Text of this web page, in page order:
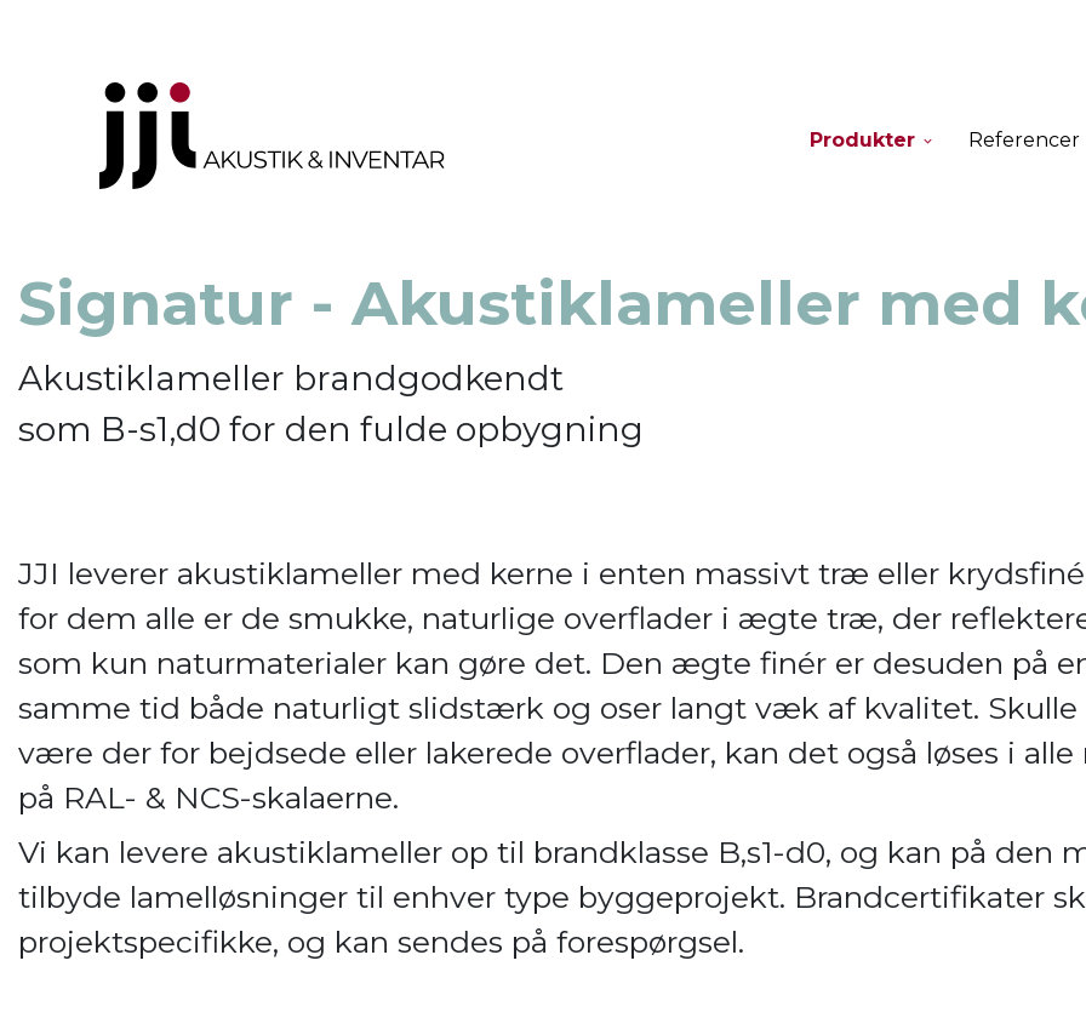
Produkter Referencer
Signatur - Akustiklameller med
Akustiklameller brandgodkendt
som B-s1,d0 for den fulde opbygning
JJI leverer akustiklameller med kerne i enten massivt træ eller
for dem alle er de smukke, naturlige overflader i ægte træ, der
som kun naturmaterialer kan gøre det. Den ægte finér er desuden på
samme tid både naturligt slidstærk og oser langt væk af kvalitet. Skulle
være der for bejdsede eller lakerede overflader, kan det også løses i alle
på RAL- & NCS-skalaerne.
Vi kan levere akustiklameller op til brandklasse B,s1-d0, og kan på den
tilbyde lamelløsninger til enhver type byggeprojekt. Brandcertifikater
projektspecifikke, og kan sendes på forespørgsel.